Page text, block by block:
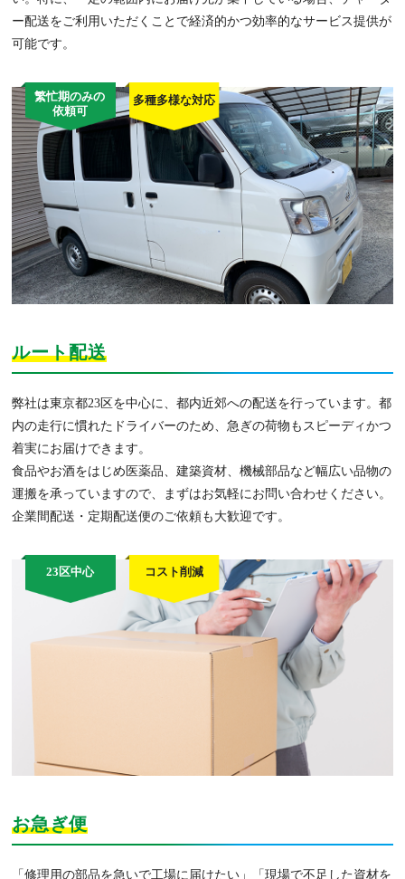
ー配送をご利用いただくことで経済的かつ効率的なサービス提供が
可能です。
繁忙期のみの
依頼可
多種多様な対応
ルート配送
弊社は東京都23区を中心に、都内近郊への配送を行っています。都
内の走行に慣れたドライバーのため、急ぎの荷物もスピーディかつ
着実にお届けできます。
食品やお酒をはじめ医薬品、建築資材、機械部品など幅広い品物の
運搬を承っていますので、まずはお気軽にお問い合わせください。
企業間配送・定期配送便のご依頼も大歓迎です。
23区中心 コスト削減
お急ぎ便
「修理用の部品を急いで工場に届けたい」「現場で不足した資材を